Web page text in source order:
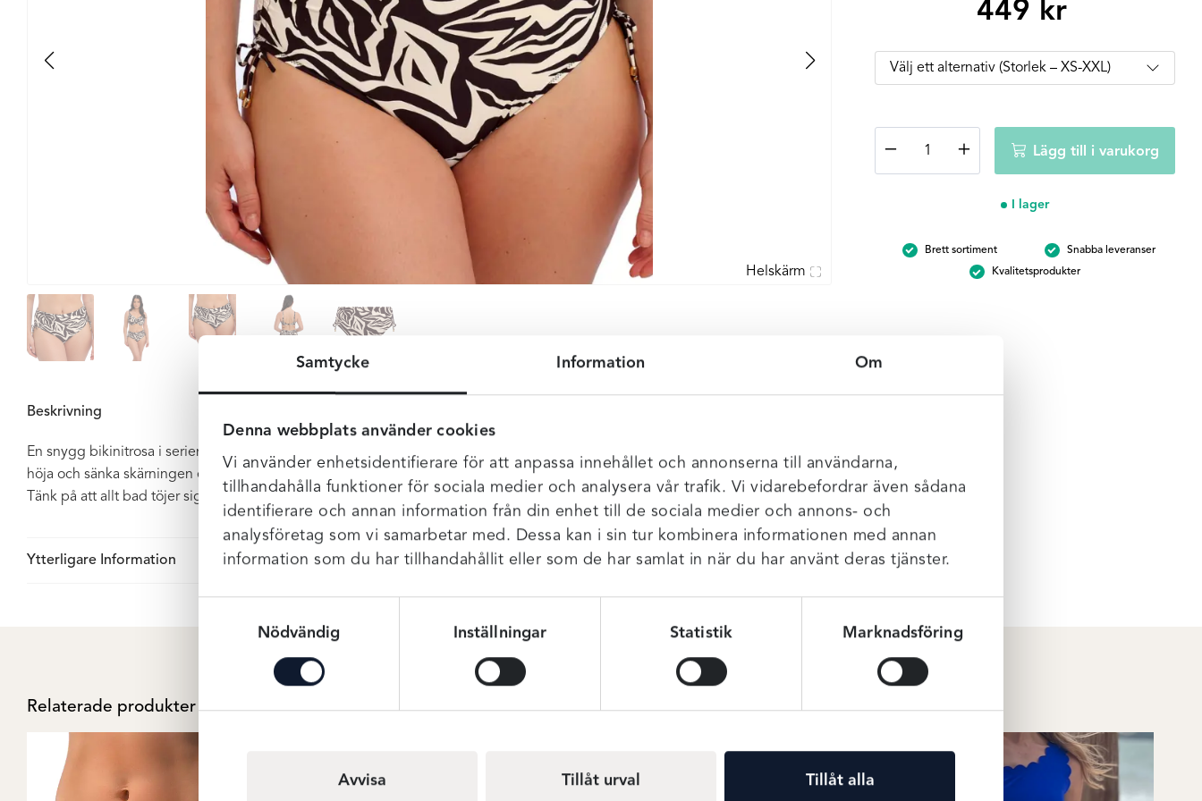
Samtycke Information Om
Denna webbplats använder cookies
Vi använder enhetsidentifierare för att anpassa innehållet och annonserna till användarna,
tillhandahålla funktioner för sociala medier och analysera vår trafik. Vi vidarebefordrar även sådana
identifierare och annan information från din enhet till de sociala medier och annons- och
analysföretag som vi samarbetar med. Dessa kan i sin tur kombinera informationen med annan
information som du har tillhandahållit eller som de har samlat in när du har använt deras tjänster.
Nödvändig
Inställningar Statistik Marknadsföring
Avvisa Tillåt urval Tillåt alla
Helskärm
449 kr
−
Nights
trosa
+ Lägg till i varukorg
I lager
Brett sortiment Snabba leveranser
Kvalitetsprodukter
Beskrivning
En snygg bikinitrosa i serien Aruba Nights från Fantasie. Hög midja med dekorativt dragsko i sidorna vilket gör det möjligt att
höja och sänka skärningen efter tycke och smak. Shape effekt över magen.
Tänk på att allt bad töjer sig så det skall sitta åt ordentligt när du köper.
Ytterligare Information
Relaterade produkter